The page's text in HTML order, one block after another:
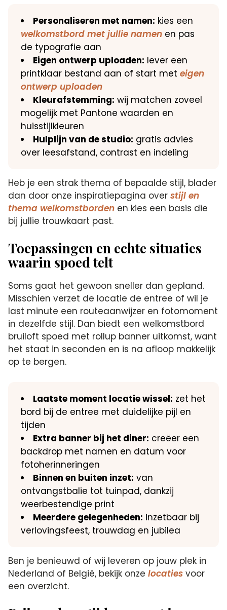
Personaliseren met namen: kies een
welkomstbord met jullie namen en pas
de typografie aan
Eigen ontwerp uploaden: lever een
printklaar bestand aan of start meteigen
ontwerp uploaden
Kleurafstemming: wij matchen zoveel
mogelijk met Pantone waarden en
huisstijlkleuren
Hulplijn van de studio: gratis advies
over leesafstand, contrast en indeling
Heb je een strak thema of bepaalde stijl, blader
dan door onze inspiratiepagina overstijl en
thema welkomstborden en kies een basis die
bij jullie trouwkaart past.
Toepassingen en echte situaties
waarin spoed telt
Soms gaat het gewoon sneller dan gepland.
Misschien verzet de locatie de entree of wil je
last minute een routeaanwijzer en fotomoment
in dezelfde stijl. Dan biedt een welkomstbord
bruiloft spoed met rollup banner uitkomst, want
het staat in seconden en is na afloop makkelijk
op te bergen.
Laatste moment locatie wissel: zet het
bord bij de entree met duidelijke pijl en
tijden
Extra banner bij het diner: creëer een
backdrop met namen en datum voor
fotoherinneringen
Binnen en buiten inzet: van
ontvangstbalie tot tuinpad, dankzij
weerbestendige print
Meerdere gelegenheden: inzetbaar bij
verlovingsfeest, trouwdag en jubilea
Ben je benieuwd of wij leveren op jouw plek in
Nederland of België, bekijk onzelocaties voor
een overzicht.